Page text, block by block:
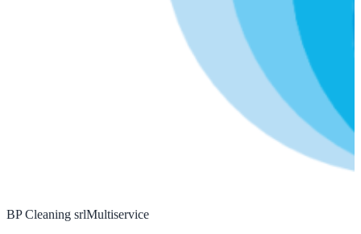
BP Cleaning srlMultiservice